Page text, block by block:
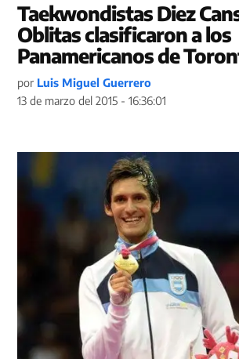
Taekwondistas Diez
Oblitas clasificaron a los
Panamericanos de
por Luis Miguel Guerrero
13 de marzo del 2015 - 16:36:01